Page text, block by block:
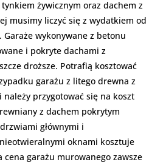
żywicznym oraz dachem z
musimy liczyć się z wydatkiem od
Garaże wykonywane z betonu
i pokryte dachami z
droższe. Potrafią kosztować
garażu z litego drewna z
przygotować się na koszt
z dachem pokrytym
głównymi i
oknami kosztuje
cena garażu murowanego zawsze